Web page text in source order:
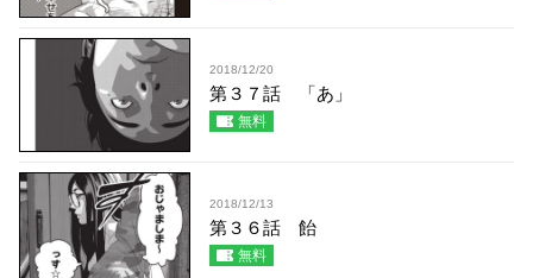
2018/12/20
第３７話 「あ」
無料
2018/12/13
第３６話 飴
無料